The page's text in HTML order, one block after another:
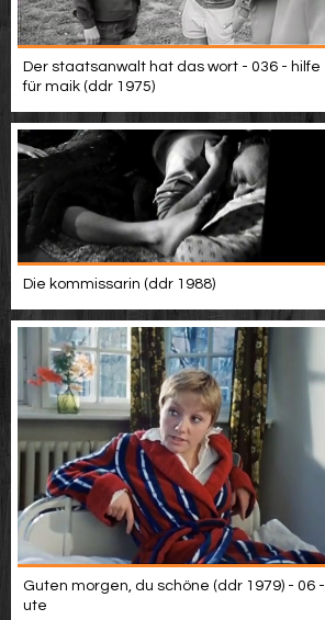
Der staatsanwalt hat das wort - 036 - hilfe
für maik (ddr 1975)
Die kommissarin (ddr 1988)
Guten morgen, du schöne (ddr 1979) - 06 -
ute